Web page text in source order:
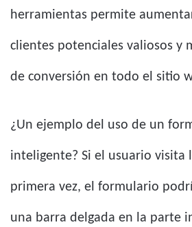
herramientas permite
clientes potenciales valiosos y
de conversión en todo el sitio
¿Un ejemplo del uso de un
inteligente? Si el usuario visita
primera vez, el formulario
una barra delgada en la parte